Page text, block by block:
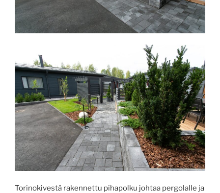
Torinokivestä rakennettu pihapolku johtaa pergolalle ja